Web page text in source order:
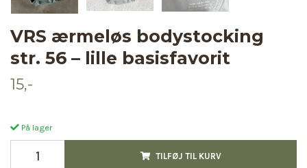
VRS ærmeløs bodystocking
str. 56 – lille basisfavorit
15,-
På lager
TILFØJ TIL KURV